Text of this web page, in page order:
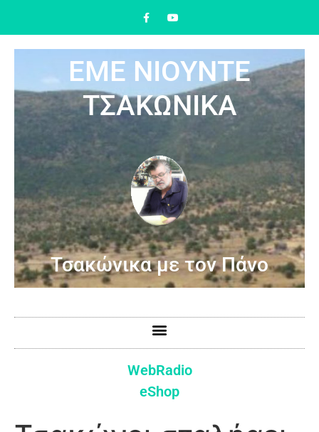
ΕΜΕ ΝΙΟΥΝΤΕ
ΤΣΑΚΩΝΙΚΑ
Τσακώνικα με τον Πάνο
WebRadio
eShop